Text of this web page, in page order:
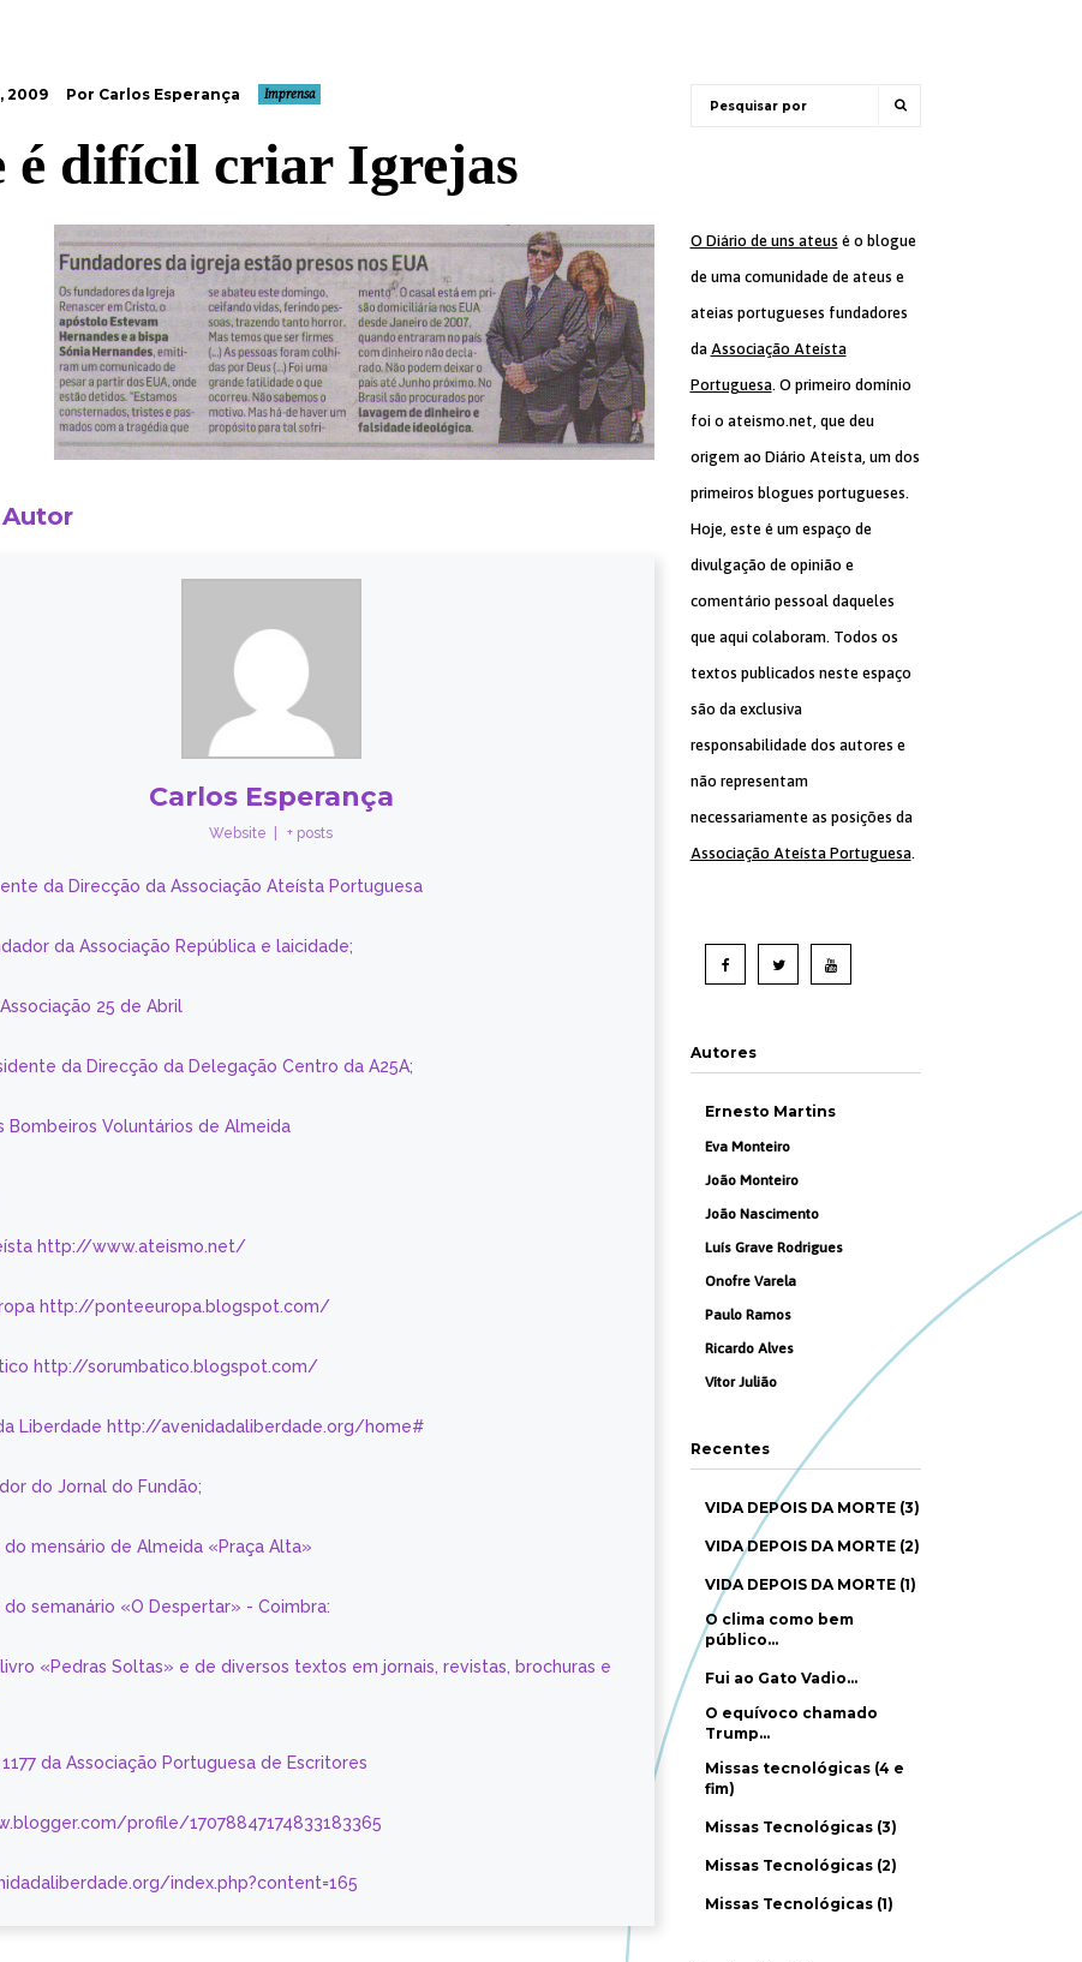
2009 Por Carlos Esperança Imprensa
é difícil criar Igrejas
Carlos Esperança
Website + posts
da Direcção da Associação Ateísta Portuguesa
da Associação República e laicidade;
25 de Abril
da Direcção da Delegação Centro da A25A;
Bombeiros Voluntários de Almeida
http://www.ateismo.net/
http://ponteeuropa.blogspot.com/
http://sorumbatico.blogspot.com/
Liberdade http://avenidadaliberdade.org/home#
do Jornal do Fundão;
do mensário de Almeida «Praça Alta»
do semanário «O Despertar» - Coimbra:
«Pedras Soltas» e de diversos textos em jornais, revistas, brochuras e
1177 da Associação Portuguesa de Escritores
profile/17078847174833183365
index.php?content=165
O Diário de uns ateus é o blogue
de uma comunidade de ateus e
ateias portugueses fundadores
da Associação Ateísta
Portuguesa. O primeiro domínio
foi o ateismo.net, que deu
origem ao Diário Ateísta, um dos
primeiros blogues portugueses.
Hoje, este é um espaço de
divulgação de opinião e
comentário pessoal daqueles
que aqui colaboram. Todos os
textos publicados neste espaço
são da exclusiva
responsabilidade dos autores e
não representam
necessariamente as posições da
Associação Ateísta Portuguesa.
Autores
Ernesto Martins
Eva Monteiro
João Monteiro
João Nascimento
Luís Grave Rodrigues
Onofre Varela
Paulo Ramos
Ricardo Alves
Vítor Julião
Recentes
VIDA DEPOIS DA MORTE (3)
VIDA DEPOIS DA MORTE (2)
VIDA DEPOIS DA MORTE (1)
O clima como bem
público…
Fui ao Gato Vadio…
O equívoco chamado
Trump…
Missas tecnológicas (4 e
fim)
Missas Tecnológicas (3)
Missas Tecnológicas (2)
Missas Tecnológicas (1)